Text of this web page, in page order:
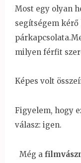
Most egy olyan
segítségem
milyen férfit
Képes volt
Figyelem, hogy
válasz: igen.
Még a